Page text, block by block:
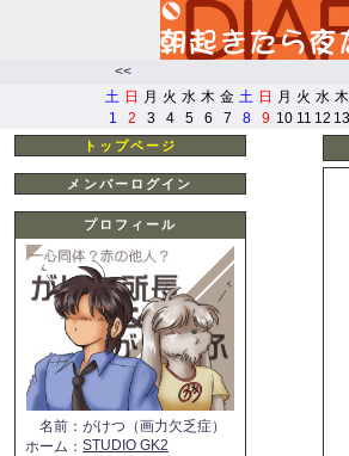
<<
土 日 月 火 水 木 金 土 日 月 火 水 木
1
2 3 4 5 6 7 8 9 10 11 12 13
トップページ
メンバーログイン
プロフィール
名前 ： がけつ（画力欠乏症）
ホーム ： STUDIO GK2